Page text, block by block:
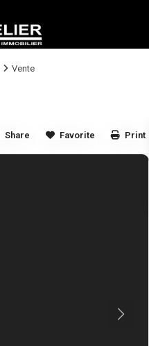
Vente
Share Favorite Print